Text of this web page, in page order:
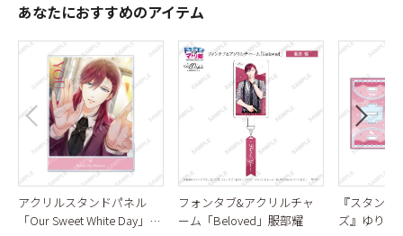
あなたにおすすめのアイテム
アクリルスタンドパネル
「Our Sweet White Day」服
フォンタブ&アクリルチャ
ーム「Beloved」服部耀
『スタン
ズ』ゆりか